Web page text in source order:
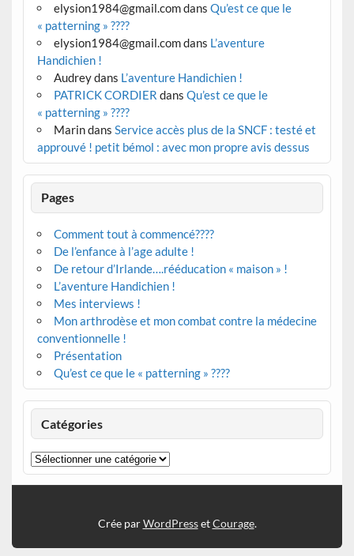
elysion1984@gmail.comdans Qu’est ce que le
« patterning » ????
elysion1984@gmail.comdans L’aventure
Handichien !
Audreydans L’aventure Handichien !
PATRICK CORDIER dans Qu’est ce que le
« patterning » ????
Marindans Service accès plus de la SNCF : testé et
approuvé ! petit bémol : avec mon propre avis dessus
Pages
Comment tout à commencé????
De l’enfance à l’age adulte !
De retour d’Irlande….rééducation « maison » !
L’aventure Handichien !
Mes interviews !
Mon arthrodèse et mon combat contre la médecine
conventionnelle !
Présentation
Qu’est ce que le « patterning » ????
Catégories
Catégories
Crée parWordPressetCourage.